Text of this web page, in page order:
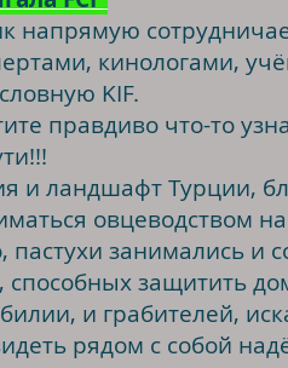
кинологами,
KIF.
правдиво что-то
ландшафт Турции,
овцеводством
пастухи занимались и
способных защитить
и грабителей,
рядом с собой